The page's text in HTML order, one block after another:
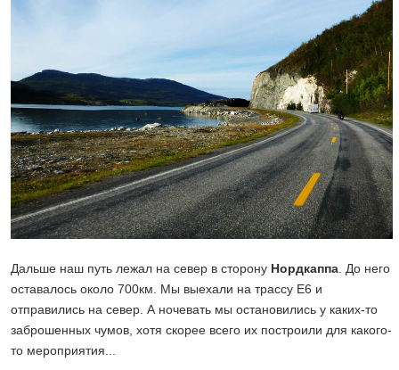
Дальше наш путь лежал на север в сторону Нордкаппа . До него
оставалось около 700км. Мы выехали на трассу Е6 и
отправились на север. А ночевать мы остановились у каких-то
заброшенных чумов, хотя скорее всего их построили для какого-
то мероприятия...